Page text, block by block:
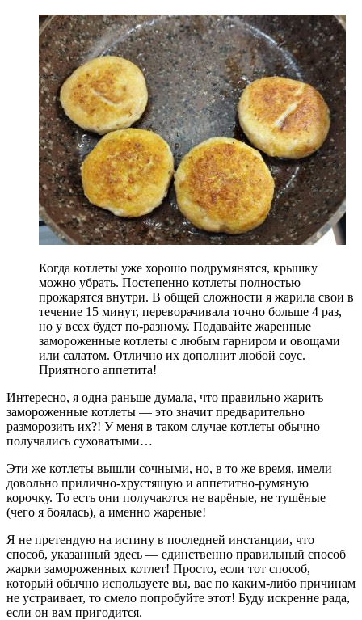
Когда котлеты уже хорошо подрумянятся, крышку
можно убрать. Постепенно котлеты полностью
прожарятся внутри. В общей сложности я жарила свои в
течение 15 минут, переворачивала точно больше 4 раз,
но у всех будет по-разному. Подавайте жаренные
замороженные котлеты с любым гарниром и овощами
или салатом. Отлично их дополнит любой соус.
Приятного аппетита!
Интересно, я одна раньше думала, что правильно жарить
замороженные котлеты — это значит предварительно
разморозить их?! У меня в таком случае котлеты обычно
получались суховатыми…
Эти же котлеты вышли сочными, но, в то же время, имели
довольно прилично-хрустящую и аппетитно-румяную
корочку. То есть они получаются не варёные, не тушёные
(чего я боялась), а именно жареные!
Я не претендую на истину в последней инстанции, что
способ, указанный здесь — единственно правильный способ
жарки замороженных котлет! Просто, если тот способ,
который обычно используете вы, вас по каким-либо причинам
не устраивает, то смело попробуйте этот! Буду искренне рада,
если он вам пригодится.